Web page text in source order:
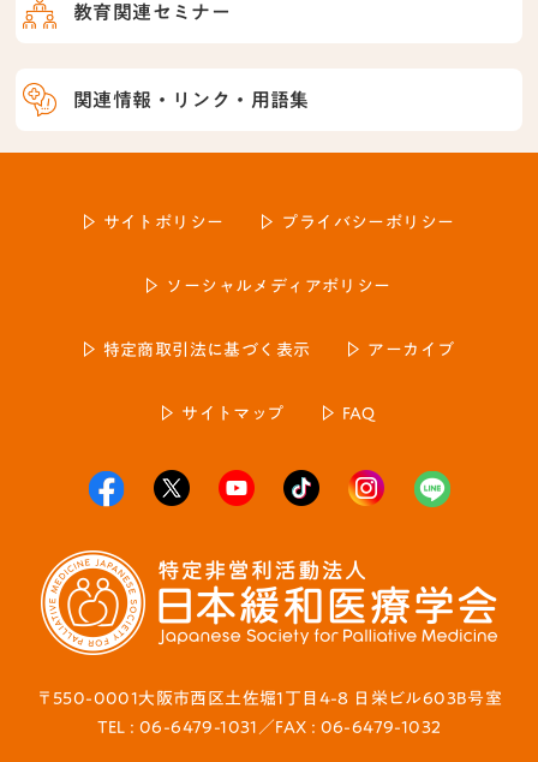
教育関連セミナー
関連情報・リンク・用語集
〒550-0001大阪市西区土佐堀1丁目4-8 日栄ビル603B号室
TEL : 06-6479-1031／FAX : 06-6479-1032
サイトポリシー プライバシーポリシー
ソーシャルメディアポリシー
特定商取引法に基づく表示 アーカイブ
サイトマップ FAQ